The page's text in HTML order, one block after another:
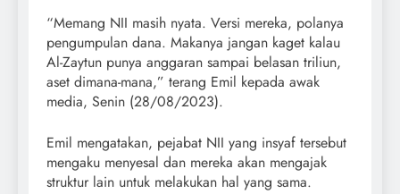
“Memang NII masih nyata. Versi mereka, polanya
pengumpulan dana. Makanya jangan kaget kalau
Al-Zaytun punya anggaran sampai belasan triliun,
aset dimana-mana,” terang Emil kepada awak
media, Senin (28/08/2023).
Emil mengatakan, pejabat NII yang insyaf tersebut
mengaku menyesal dan mereka akan mengajak
struktur lain untuk melakukan hal yang sama.